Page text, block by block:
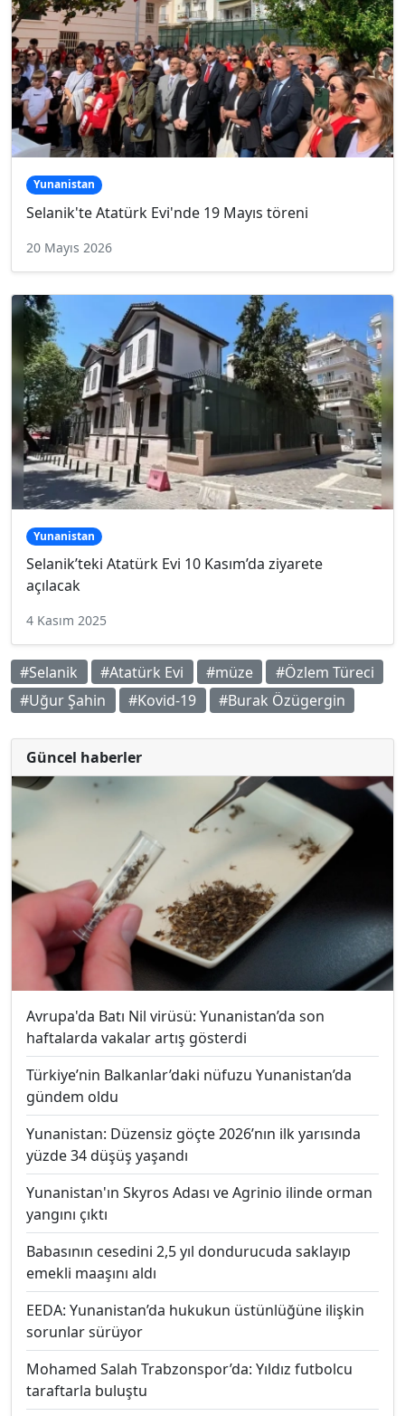
Yunanistan
Selanik'te Atatürk Evi'nde 19 Mayıs töreni
20 Mayıs 2026
Yunanistan
Selanik’teki Atatürk Evi 10 Kasım’da ziyarete
açılacak
4 Kasım 2025
#Selanik #Atatürk Evi #müze
#Özlem Türeci
#Uğur Şahin
#Kovid-19 #Burak Özügergin
Güncel haberler
Avrupa'da Batı Nil virüsü: Yunanistan’da son
haftalarda vakalar artış gösterdi
Türkiye’nin Balkanlar’daki nüfuzu Yunanistan’da
gündem oldu
Yunanistan: Düzensiz göçte 2026’nın ilk yarısında
yüzde 34 düşüş yaşandı
Yunanistan'ın Skyros Adası ve Agrinio ilinde orman
yangını çıktı
Babasının cesedini 2,5 yıl dondurucuda saklayıp
emekli maaşını aldı
EEDA: Yunanistan’da hukukun üstünlüğüne ilişkin
sorunlar sürüyor
Mohamed Salah Trabzonspor’da: Yıldız futbolcu
taraftarla buluştu